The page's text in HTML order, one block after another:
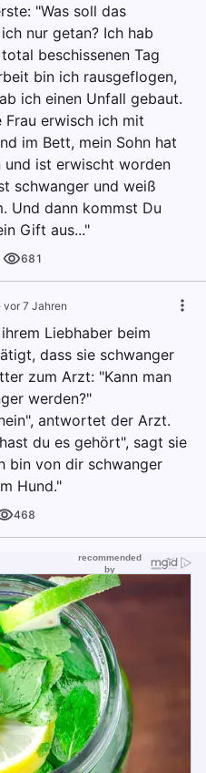
"Was soll das
nur getan? Ich hab
beschissenen Tag
bin ich rausgeflogen,
ich einen Unfall gebaut.
Frau erwisch ich mit
im Bett, mein Sohn hat
und ist erwischt worden
schwanger und weiß
Und dann kommst Du
Gift aus..."
681
· vor 7 Jahren
Liebhaber beim
dass sie schwanger
zum Arzt: "Kann man
werden?"
antwortet der Arzt.
du es gehört", sagt sie
bin von dir schwanger
Hund."
468